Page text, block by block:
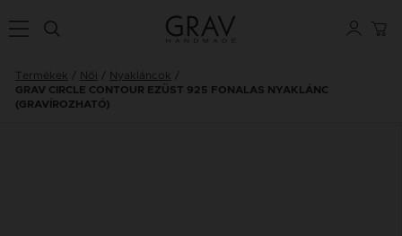
Termékek Női Nyakláncok
GRAV CIRCLE CONTOUR EZÜST 925 FONALAS NYAKLÁNC
(GRAVÍROZHATÓ)